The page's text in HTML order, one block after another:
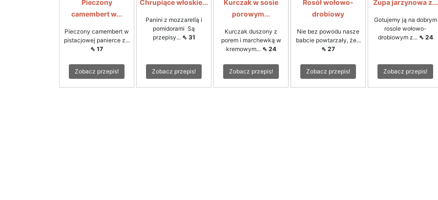
Pieczony
camembert w...
Pieczony camembert w
pistacjowej panierce z...
⇖ 17
Zobacz przepis!
Chrupiące włoskie...
Panini z mozzarellą i
pomidorami Są
przepisy... ⇖ 31
Zobacz przepis!
Kurczak w sosie
porowym...
Kurczak duszony z
porem i marchewką w
kremowym... ⇖ 24
Zobacz przepis!
Rosół wołowo-
drobiowy
Nie bez powodu nasze
babcie powtarzały, że...
⇖ 27
Zobacz przepis!
Zupa jarzynowa z...
Gotujemy ją na dobrym
rosole wołowo-
drobiowym z... ⇖ 24
Zobacz przepis!